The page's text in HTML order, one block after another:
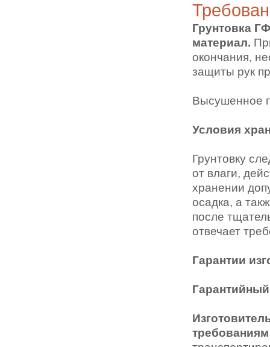
Грунтовка
материал.
окончания,
защиты рук
Высушенное
Условия
Грунтовку
от влаги,
хранении
осадка, а
после
отвечает
Гарантии